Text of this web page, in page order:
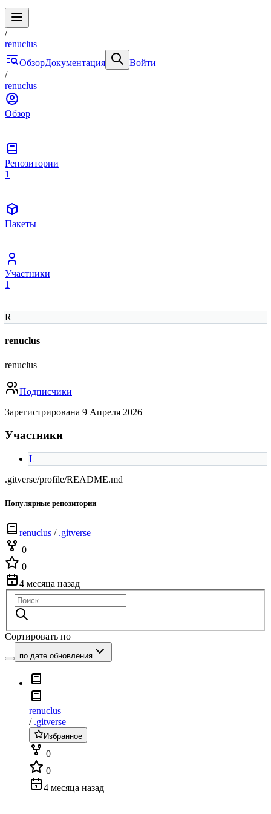
/
renuclus
ОбзорДокументация
Войти
/
renuclus
Обзор
Репозитории
1
Пакеты
Участники
1
R
renuclus
renuclus
Подписчики
Зарегистрирована 9 Апреля 2026
Участники
L
.gitverse/profile/README.md
Популярные репозитории
renuclus / .gitverse
0
0
4 месяца назад
Сортировать по
по дате обновления
renuclus
/ .gitverse
Избранное
0
0
4 месяца назад